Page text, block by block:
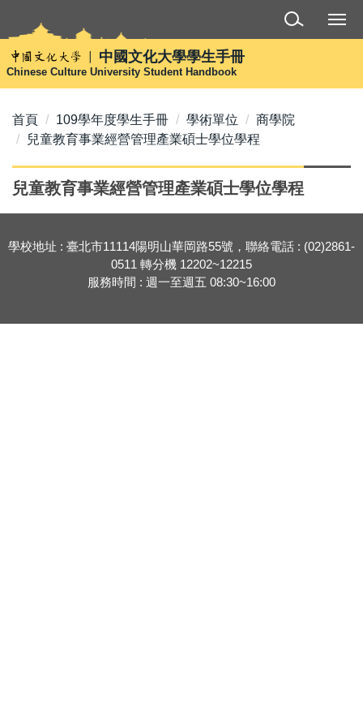
到
主
要
內
區
中國文化大學學生手冊
Chinese Culture University Student Handbook
首頁 109學年度學生手冊 學術單位
商學院
兒童教育事業經營管理產業碩士學位學程
兒童教育事業經營管理產業碩士學位學程
學校地址 : 臺北市11114陽明山華岡路55號，聯絡電話 : (02)2861-
0511 轉分機 12202~12215
服務時間 : 週一至週五 08:30~16:00